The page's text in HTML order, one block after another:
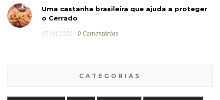
Uma castanha brasileira que ajuda a proteger
o Cerrado
27 jul 2026 0 Comentários
CATEGORIAS